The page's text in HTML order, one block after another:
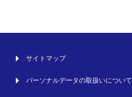
サイトマップ
パーソナルデータの取扱いについて